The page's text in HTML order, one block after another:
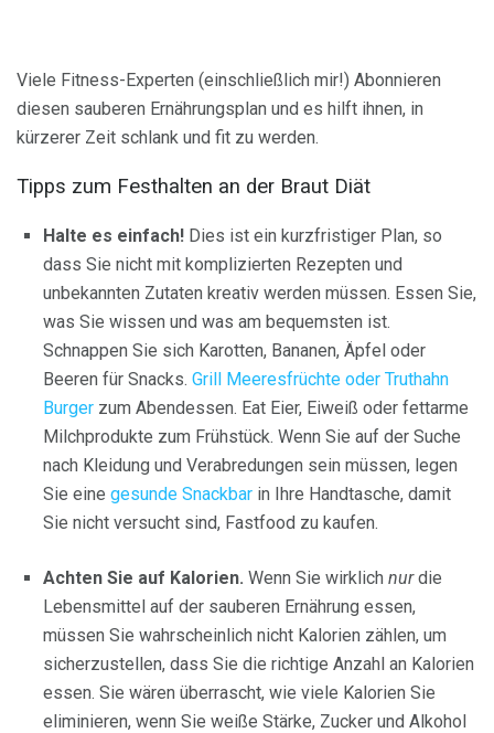
Viele Fitness-Experten (einschließlich mir!) Abonnieren
diesen sauberen Ernährungsplan und es hilft ihnen, in
kürzerer Zeit schlank und fit zu werden.
Tipps zum Festhalten an der Braut Diät
Halte es einfach! Dies ist ein kurzfristiger Plan, so
dass Sie nicht mit komplizierten Rezepten und
unbekannten Zutaten kreativ werden müssen. Essen Sie,
was Sie wissen und was am bequemsten ist.
Schnappen Sie sich Karotten, Bananen, Äpfel oder
Beeren für Snacks. Grill Meeresfrüchte oder Truthahn
Burger zum Abendessen. Eat Eier, Eiweiß oder fettarme
Milchprodukte zum Frühstück. Wenn Sie auf der Suche
nach Kleidung und Verabredungen sein müssen, legen
Sie eine gesunde Snackbar in Ihre Handtasche, damit
Sie nicht versucht sind, Fastfood zu kaufen.
Achten Sie auf Kalorien. Wenn Sie wirklich nurdie
Lebensmittel auf der sauberen Ernährung essen,
müssen Sie wahrscheinlich nicht Kalorien zählen, um
sicherzustellen, dass Sie die richtige Anzahl an Kalorien
essen. Sie wären überrascht, wie viele Kalorien Sie
eliminieren, wenn Sie weiße Stärke, Zucker und Alkohol